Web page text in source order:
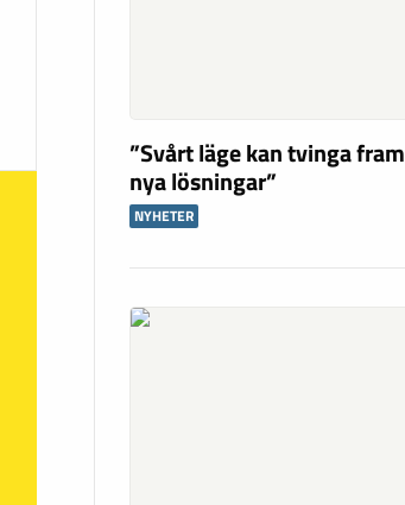
”Svårt läge kan tvinga fram
nya lösningar”
NYHETER